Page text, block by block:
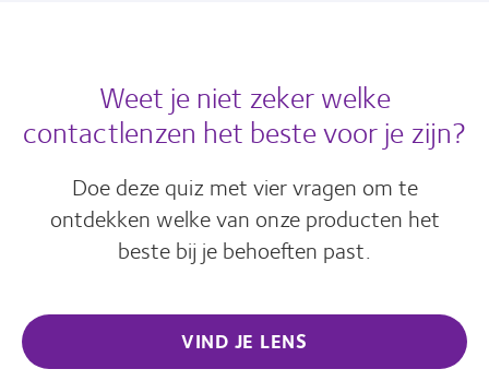
Weet je niet zeker welke
contactlenzen het beste voor je zijn?
Doe deze quiz met vier vragen om te
ontdekken welke van onze producten het
beste bij je behoeften past.
VIND JE LENS